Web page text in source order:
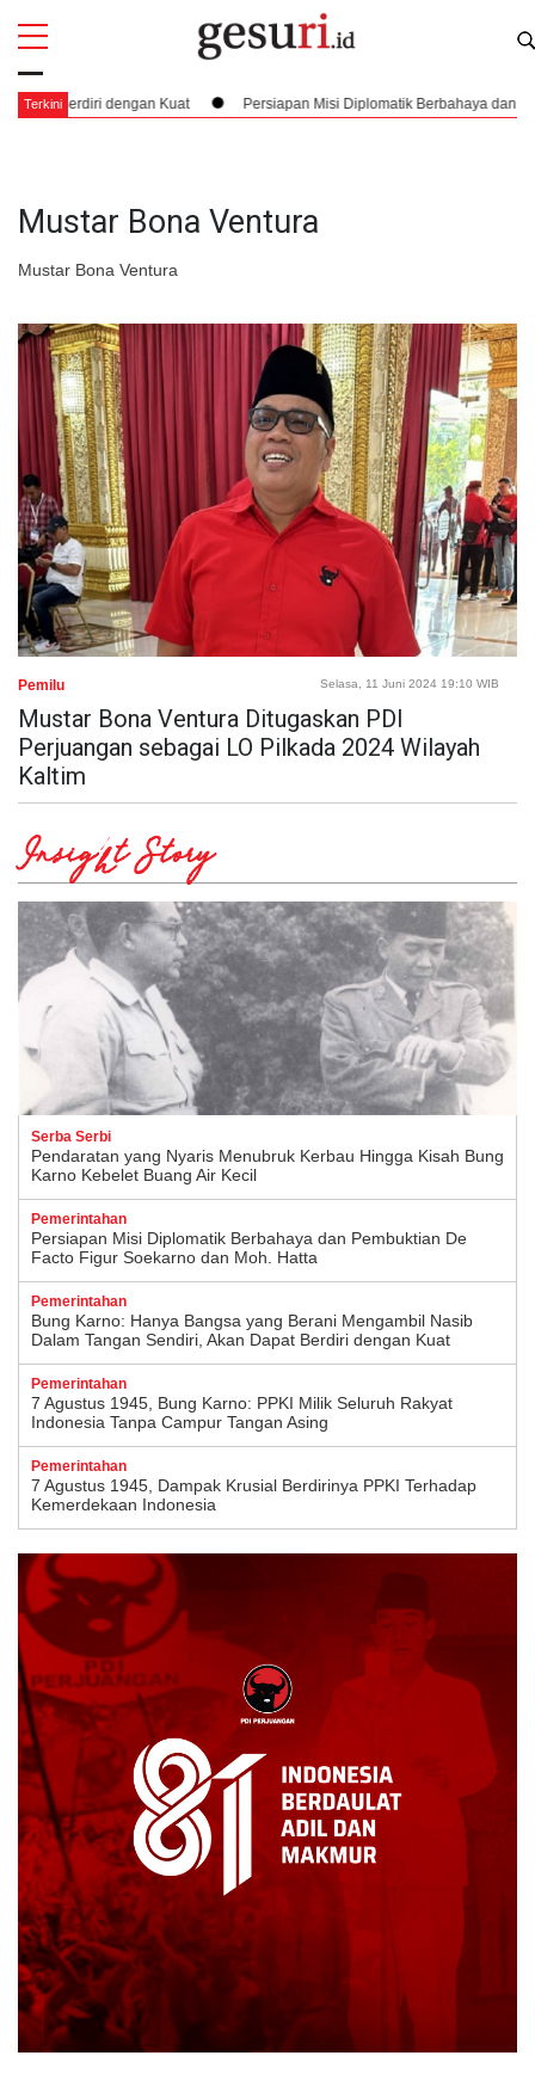
Terkini
Berdiri dengan Kuat Persiapan Misi Diplomatik Berbahaya dan
Mustar Bona Ventura
Mustar Bona Ventura
All
Pemilu Selasa, 11 Juni 2024 19:10 WIB
Mustar Bona Ventura Ditugaskan PDI
Perjuangan sebagai LO Pilkada 2024 Wilayah
Kaltim
Insight Story
Serba Serbi
Pendaratan yang Nyaris Menubruk Kerbau Hingga Kisah Bung
Karno Kebelet Buang Air Kecil
Pemerintahan
Persiapan Misi Diplomatik Berbahaya dan Pembuktian De
Facto Figur Soekarno dan Moh. Hatta
Pemerintahan
Bung Karno: Hanya Bangsa yang Berani Mengambil Nasib
Dalam Tangan Sendiri, Akan Dapat Berdiri dengan Kuat
Pemerintahan
7 Agustus 1945, Bung Karno: PPKI Milik Seluruh Rakyat
Indonesia Tanpa Campur Tangan Asing
Pemerintahan
7 Agustus 1945, Dampak Krusial Berdirinya PPKI Terhadap
Kemerdekaan Indonesia